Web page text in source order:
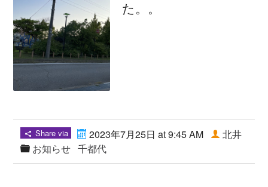
た。。
Share via
2023年7月25日 at 9:45 AM
お知らせ
北井
千都代